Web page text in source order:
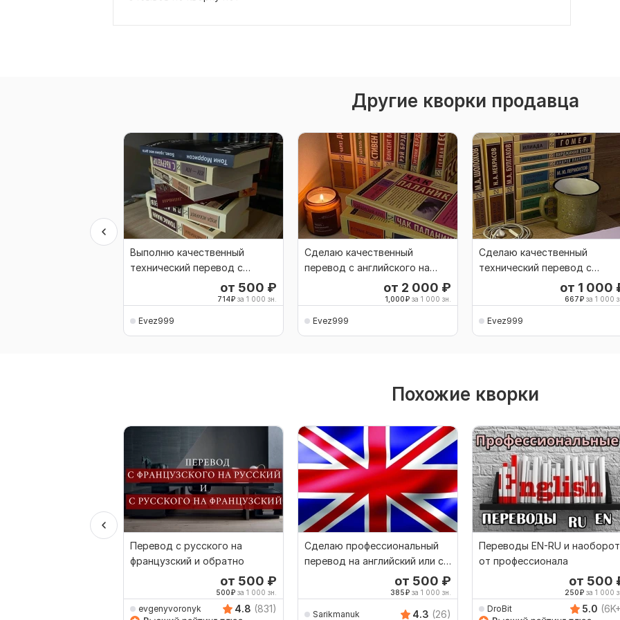
Другие кворки продавца
Выполню качественный
технический перевод с
английского на русский язык
от 500 ₽
714₽ за 1 000 зн.
Evez999
Сделаю качественный
перевод с английского на
русский и наоборотот 2 000 ₽
1,000₽ за 1 000 зн.
Evez999
Сделаю качественный
технический перевод с
английского языка наот 1 000
667₽ за 1 000
Evez999
Похожие кворки
Перевод с русского на
французский и обратно
от 500 ₽
500₽ за 1 000 зн.
evgenyvoronyk 4.8 (831)
Сделаю профессиональный
перевод на английский или с
от 500 ₽
385₽ за 1 000 зн.
Sarikmanuk 4.3 (26)
Переводы EN-RU и наоборот
от профессионала
от 500
250₽ за 1 000
DroBit 5.0